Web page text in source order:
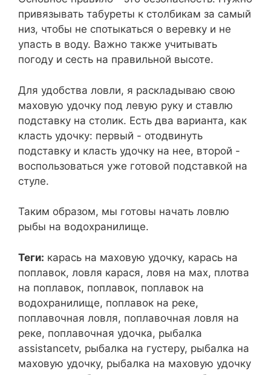
привязывать табуреты к столбикам за самый
низ, чтобы не спотыкаться о веревку и не
упасть в воду. Важно также учитывать
погоду и сесть на правильной высоте.
Для удобства ловли, я раскладываю свою
маховую удочку под левую руку и ставлю
подставку на столик. Есть два варианта, как
класть удочку: первый - отодвинуть
подставку и класть удочку на нее, второй -
воспользоваться уже готовой подставкой на
стуле.
Таким образом, мы готовы начать ловлю
рыбы на водохранилище.
Теги: карась на маховую удочку, карась на
поплавок, ловля карася, ловя на мах, плотва
на поплавок, поплавок, поплавок на
водохранилище, поплавок на реке,
поплавочная ловля, поплавочная ловля на
реке, поплавочная удочка, рыбалка
assistancetv, рыбалка на густеру, рыбалка на
маховую удочку, рыбалка на маховую удочку